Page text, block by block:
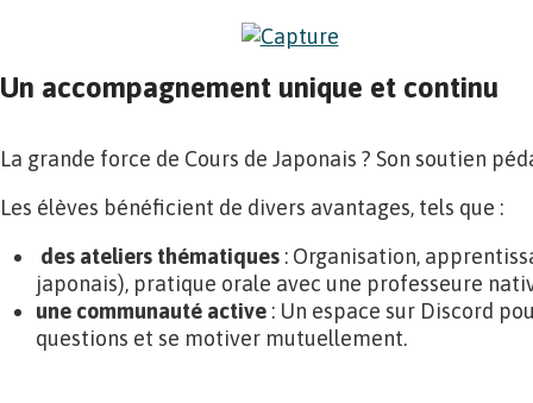
Un accompagnement unique et continu
La grande force de Cours de Japonais ? Son soutien
Les élèves bénéficient de divers avantages, tels que :
des ateliers thématiques : Organisation,
japonais), pratique orale avec une professeure
une communauté active : Un espace sur Discord
questions et se motiver mutuellement.